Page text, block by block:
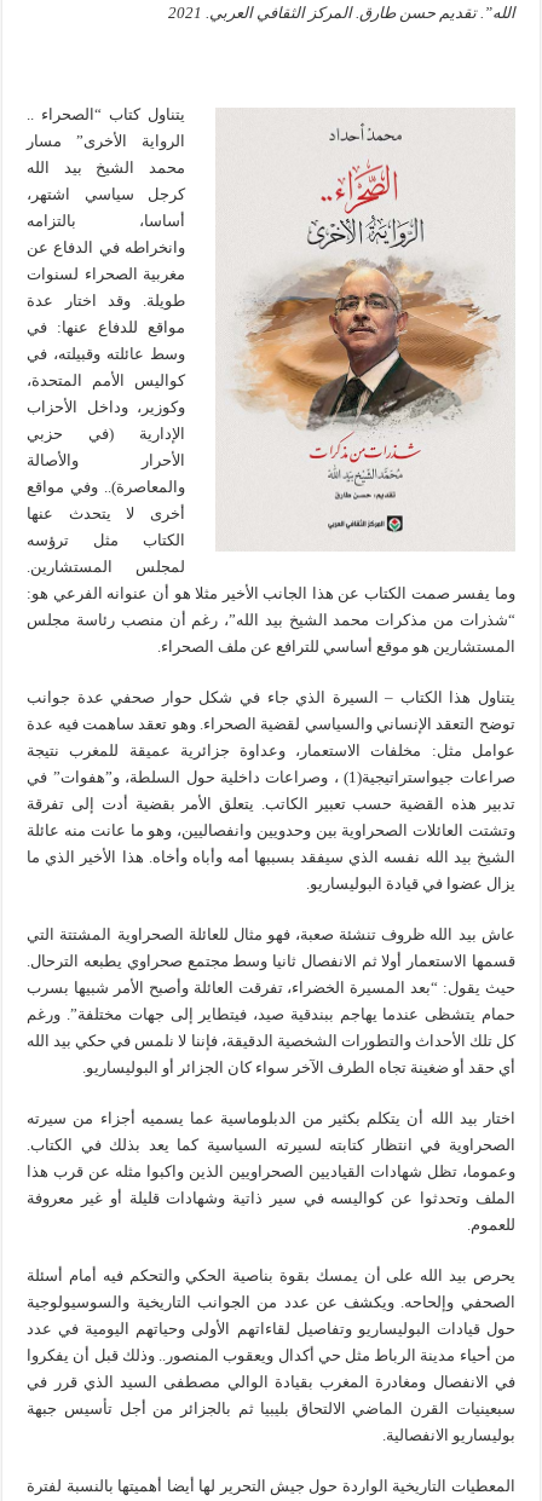
الله”. تقديم حسن طارق. المركز الثقافي العربي. 2021
يتناول كتاب “الصحراء ..
الرواية الأخرى” مسار
محمد الشيخ بيد الله
كرجل سياسي اشتهر،
أساسا، بالتزامه
وانخراطه في الدفاع عن
مغربية الصحراء لسنوات
طويلة. وقد اختار عدة
مواقع للدفاع عنها: في
وسط عائلته وقبيلته، في
كواليس الأمم المتحدة،
وكوزير، وداخل الأحزاب
الإدارية (في حزبي
الأحرار والأصالة
والمعاصرة).. وفي مواقع
أخرى لا يتحدث عنها
الكتاب مثل ترؤسه
لمجلس المستشارين.
وما يفسر صمت الكتاب عن هذا الجانب الأخير مثلا هو أن عنوانه الفرعي هو:
“شذرات من مذكرات محمد الشيخ بيد الله”، رغم أن منصب رئاسة مجلس
المستشارين هو موقع أساسي للترافع عن ملف الصحراء.
يتناول هذا الكتاب – السيرة الذي جاء في شكل حوار صحفي عدة جوانب
توضح التعقد الإنساني والسياسي لقضية الصحراء. وهو تعقد ساهمت فيه عدة
عوامل مثل: مخلفات الاستعمار، وعداوة جزائرية عميقة للمغرب نتيجة
صراعات جيواستراتيجية(1) ، وصراعات داخلية حول السلطة، و”هفوات” في
تدبير هذه القضية حسب تعبير الكاتب. يتعلق الأمر بقضية أدت إلى تفرقة
وتشتت العائلات الصحراوية بين وحدويين وانفصاليين، وهو ما عانت منه عائلة
الشيخ بيد الله نفسه الذي سيفقد بسببها أمه وأباه وأخاه. هذا الأخير الذي ما
يزال عضوا في قيادة البوليساريو.
عاش بيد الله ظروف تنشئة صعبة، فهو مثال للعائلة الصحراوية المشتتة التي
قسمها الاستعمار أولا ثم الانفصال ثانيا وسط مجتمع صحراوي يطبعه الترحال.
حيث يقول: “بعد المسيرة الخضراء، تفرقت العائلة وأصبح الأمر شبيها بسرب
حمام يتشظى عندما يهاجم ببندقية صيد، فيتطاير إلى جهات مختلفة”. ورغم
كل تلك الأحداث والتطورات الشخصية الدقيقة، فإننا لا نلمس في حكي بيد الله
أي حقد أو ضغينة تجاه الطرف الآخر سواء كان الجزائر أو البوليساريو.
اختار بيد الله أن يتكلم بكثير من الدبلوماسية عما يسميه أجزاء من سيرته
الصحراوية في انتظار كتابته لسيرته السياسية كما يعد بذلك في الكتاب.
وعموما، تظل شهادات القياديين الصحراويين الذين واكبوا مثله عن قرب هذا
الملف وتحدثوا عن كواليسه في سير ذاتية وشهادات قليلة أو غير معروفة
للعموم.
يحرص بيد الله على أن يمسك بقوة بناصية الحكي والتحكم فيه أمام أسئلة
الصحفي وإلحاحه. ويكشف عن عدد من الجوانب التاريخية والسوسيولوجية
حول قيادات البوليساريو وتفاصيل لقاءاتهم الأولى وحياتهم اليومية في عدد
من أحياء مدينة الرباط مثل حي أكدال ويعقوب المنصور.. وذلك قبل أن يفكروا
في الانفصال ومغادرة المغرب بقيادة الوالي مصطفى السيد الذي قرر في
سبعينيات القرن الماضي الالتحاق بليبيا ثم بالجزائر من أجل تأسيس جبهة
بوليساريو الانفصالية.
المعطيات التاريخية الواردة حول جيش التحرير لها أيضا أهميتها بالنسبة لفترة